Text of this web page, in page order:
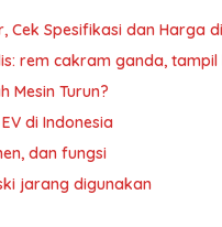
Cek Spesifikasi dan Harga
rem cakram ganda,
Mesin Turun?
di Indonesia
dan fungsi
jarang digunakan